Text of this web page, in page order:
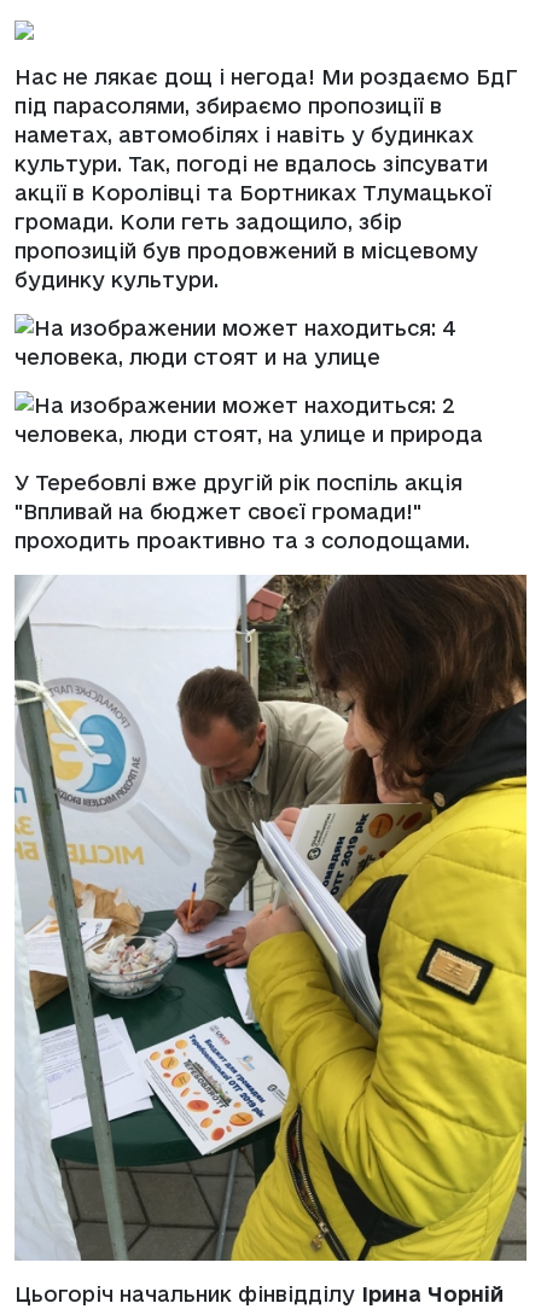
Нас не лякає дощ і негода! Ми роздаємо БдГ
під парасолями, збираємо пропозиції в
наметах, автомобілях і навіть у будинках
культури. Так, погоді не вдалось зіпсувати
акції в Королівці та Бортниках Тлумацької
громади. Коли геть задощило, збір
пропозицій був продовжений в місцевому
будинку культури.
У Теребовлі вже другій рік поспіль акція
"Впливай на бюджет своєї громади!"
проходить проактивно та з солодощами.
Цьогоріч начальник фінвідділу Ірина Чорній